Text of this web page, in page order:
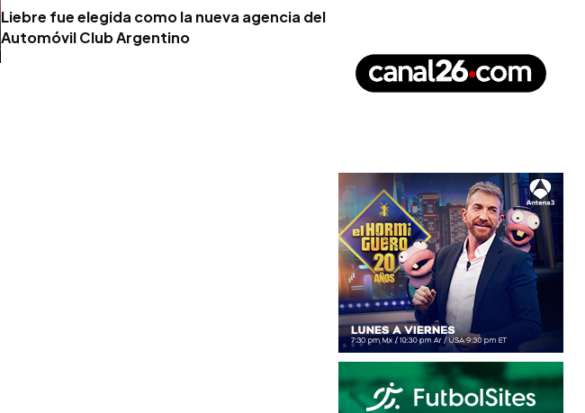
Liebre fue elegida como la nueva agencia del
Automóvil Club Argentino